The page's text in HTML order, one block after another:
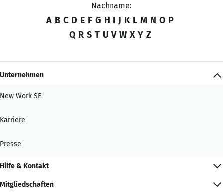
Nachname:
A B C D E F G H I J K L M N O P
Q R S T U V W X Y Z
Unternehmen
New Work SE
Karriere
Presse
Hilfe & Kontakt
Mitgliedschaften